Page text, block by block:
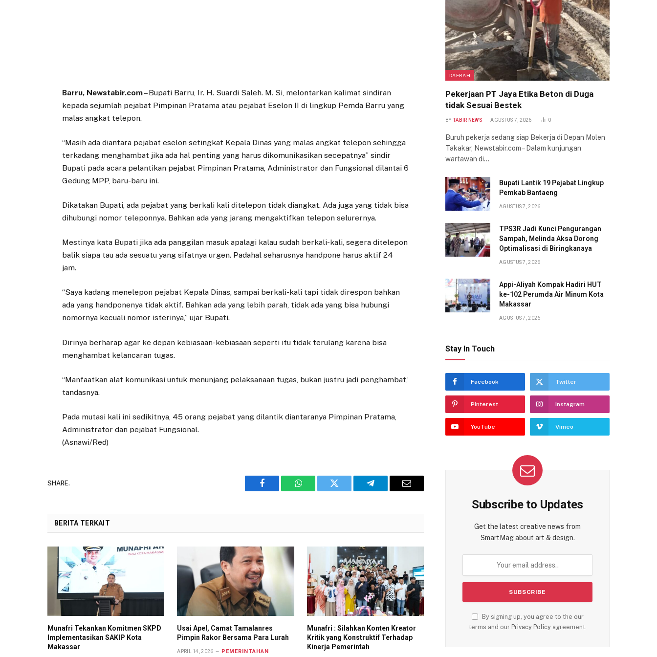
Barru, Newstabir.com– Bupati Barru, Ir. H. Suardi Saleh. M. Si, melontarkan kalimat sindiran
kepada sejumlah pejabat Pimpinan Pratama atau pejabat Eselon II di lingkup Pemda Barru yang
malas angkat telepon.
“Masih ada diantara pejabat eselon setingkat Kepala Dinas yang malas angkat telepon sehingga
terkadang menghambat jika ada hal penting yang harus dikomunikasikan secepatnya” sindir
Bupati pada acara pelantikan pejabat Pimpinan Pratama, Administrator dan Fungsional dilantai 6
Gedung MPP, baru-baru ini.
Dikatakan Bupati, ada pejabat yang berkali kali ditelepon tidak diangkat. Ada juga yang tidak bisa
dihubungi nomor teleponnya. Bahkan ada yang jarang mengaktifkan telepon selurernya.
Mestinya kata Bupati jika ada panggilan masuk apalagi kalau sudah berkali-kali, segera ditelepon
balik siapa tau ada sesuatu yang sifatnya urgen. Padahal seharusnya handpone harus aktif 24
jam.
“Saya kadang menelepon pejabat Kepala Dinas, sampai berkali-kali tapi tidak direspon bahkan
ada yang handponenya tidak aktif. Bahkan ada yang lebih parah, tidak ada yang bisa hubungi
nomornya kecuali nomor isterinya,” ujar Bupati.
Dirinya berharap agar ke depan kebiasaan-kebiasaan seperti itu tidak terulang karena bisa
menghambat kelancaran tugas.
“Manfaatkan alat komunikasi untuk menunjang pelaksanaan tugas, bukan justru jadi penghambat,’
tandasnya.
Pada mutasi kali ini sedikitnya, 45 orang pejabat yang dilantik diantaranya Pimpinan Pratama,
Administrator dan pejabat Fungsional.
(Asnawi/Red)
SHARE.
Facebook WhatsAppTwitter Telegram Email
BERITA TERKAIT
Munafri Tekankan Komitmen SKPD
Implementasikan SAKIP Kota
Makassar
Usai Apel, Camat Tamalanres
Pimpin Rakor Bersama Para Lurah
APRIL 14, 2026 PEMERINTAHAN
Munafri : Silahkan Konten Kreator
Kritik yang Konstruktif Terhadap
Kinerja Pemerintah
DAERAH
Pekerjaan PT Jaya Etika Beton di Duga
tidak Sesuai Bestek
BY TABIR NEWS AGUSTUS 7, 2026 0
Buruh pekerja sedang siap Bekerja di Depan Molen
Takakar, Newstabir.com – Dalam kunjungan
wartawan di…
Bupati Lantik 19 Pejabat Lingkup
Pemkab Bantaeng
AGUSTUS 7, 2026
TPS3R Jadi Kunci Pengurangan
Sampah, Melinda Aksa Dorong
Optimalisasi di Biringkanaya
AGUSTUS 7, 2026
Appi-Aliyah Kompak Hadiri HUT
ke-102 Perumda Air Minum Kota
Makassar
AGUSTUS 7, 2026
Stay In Touch
Facebook Twitter
Pinterest Instagram
YouTube Vimeo
Subscribe to Updates
Get the latest creative news from
SmartMag about art & design.
By signing up, you agree to the our
terms and our Privacy Policyagreement.